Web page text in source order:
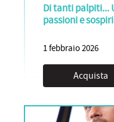
Di tanti palpiti...
passioni e sospiri
1 febbraio 2026
Acquista